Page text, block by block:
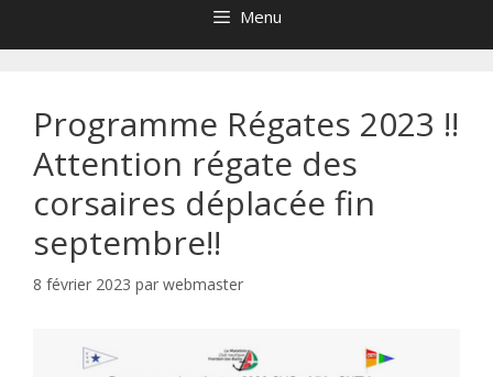
Menu
Programme Régates 2023 !!
Attention régate des
corsaires déplacée fin
septembre!!
8 février 2023 par webmaster